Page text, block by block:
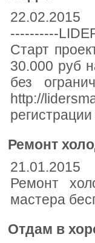
22.02.2015
----------
Старт
30.000 руб
без
http://
Ремонт
21.01.2015
Ремонт
мастера
Отдам в